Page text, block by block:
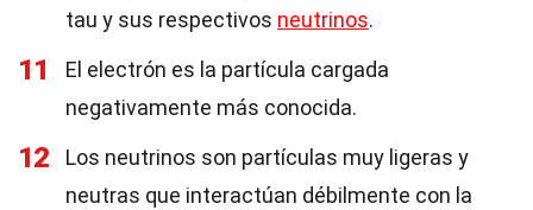
tau y sus respectivos neutrinos.
11
El electrón es la partícula cargada
negativamente más conocida.
12
Los neutrinos son partículas muy ligeras y
neutras que interactúan débilmente con la